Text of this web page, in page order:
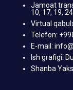
Jamoat
10, 17, 19,
Virtual
Telefon:
E-mail:
Ish grafigi:
Shanba